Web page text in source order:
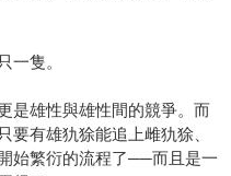
一隻。
是雄性與雄性間的競爭。而
要有雄犰狳能追上雌犰狳、
始繁衍的流程了──而且是一